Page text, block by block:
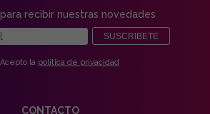
recibir nuestras novedades
SUSCRIBETE
Acepto la política de privacidad
CONTACTO